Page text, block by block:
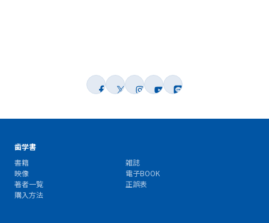
歯学書
書籍
雑誌
映像
電子BOOK
著者一覧
正誤表
購入方法